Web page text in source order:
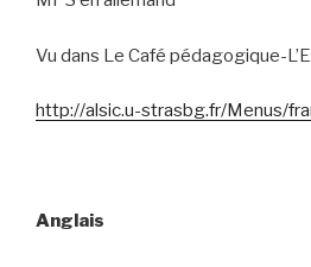
Vu dans Le Café pédagogique-
http://alsic.u-strasbg.fr/Menus/
Anglais